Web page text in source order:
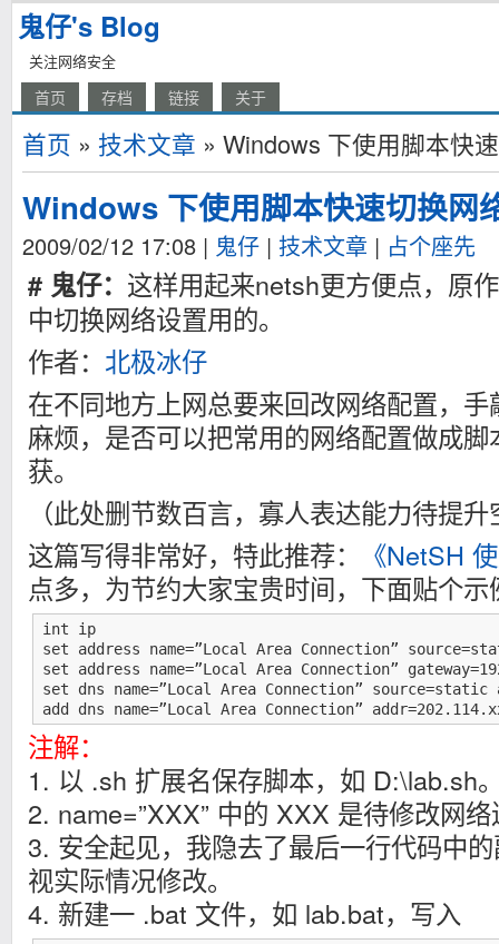
鬼仔's Blog
关注网络安全
首页 存档 链接 关于
首页 » 技术文章 » Windows 下使用脚本快
Windows 下使用脚本快速切换网
2009/02/12 17:08 | 鬼仔 | 技术文章 | 占个座先
# 鬼仔： 这样用起来netsh更方便点，原
中切换网络设置用的。
作者： 北极冰仔
在不同地方上网总要来回改网络配置，
麻烦，是否可以把常用的网络配置做成
获。
（此处删节数百言，寡人表达能力待提
这篇写得非常好，特此推荐：
《NetSH
点多，为节约大家宝贵时间，下面贴个
int ip
set address name=”Local Area Connection”
set address name=”Local Area Connection”
set dns name=”Local Area Connection” source=static
add dns name=”Local Area Connection”
注解：
1. 以 .sh 扩展名保存脚本，如 D:\lab.sh
2. name=”XXX” 中的 XXX 是待修改网
3. 安全起见，我隐去了最后一行代码中
视实际情况修改。
4. 新建一 .bat 文件，如 lab.bat，写入